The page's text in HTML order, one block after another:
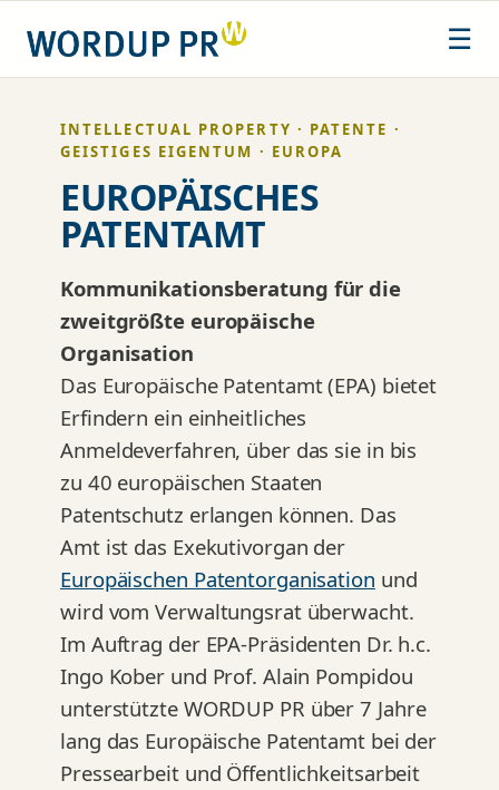
Inhalt
springen
☰
INTELLECTUAL PROPERTY · PATENTE ·
GEISTIGES EIGENTUM · EUROPA
EUROPÄISCHES
PATENTAMT
Kommunikationsberatung für die
zweitgrößte europäische
Organisation
Das Europäische Patentamt (EPA) bietet
Erfindern ein einheitliches
Anmeldeverfahren, über das sie in bis
zu 40 europäischen Staaten
Patentschutz erlangen können. Das
Amt ist das Exekutivorgan der
Europäischen Patentorganisation und
wird vom Verwaltungsrat überwacht.
Im Auftrag der EPA-Präsidenten Dr. h.c.
Ingo Kober und Prof. Alain Pompidou
unterstützte WORDUP PR über 7 Jahre
lang das Europäische Patentamt bei der
Pressearbeit und Öffentlichkeitsarbeit